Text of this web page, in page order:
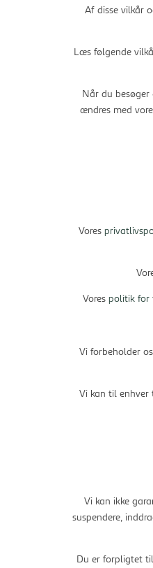
Af disse vilkår
Læs følgende
Når du besøger
ændres med
Vores
Vores politik for
Vi forbeholder
Vi kan til enhver
Vi kan ikke
suspendere,
Du er forpligtet